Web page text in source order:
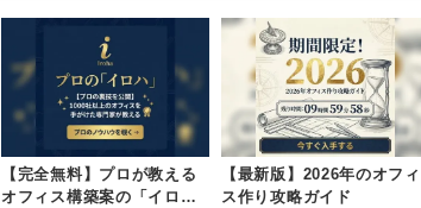
【完全無料】プロが教える
オフィス構築案の「イロ
【最新版】2026年のオフィ
ス作り攻略ガイド